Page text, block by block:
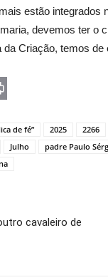
estão integrados
devemos ter o
Criação, temos de
de fé” 2025 2266
Julho padre Paulo
cavaleiro de